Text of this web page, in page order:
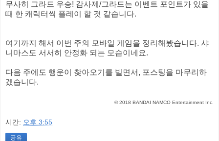
무사히 그라드 우승! 감사제/그라드는 이벤트 포인트가 있을
때 한 캐릭터씩 플레이 할 것 같습니다.
여기까지 해서 이번 주의 모바일 게임을 정리해봤습니다. 샤
니마스도 서서히 안정화 되는 모습이네요.
다음 주에도 행운이 찾아오기를 빌면서, 포스팅을 마무리하
겠습니다.
© 2018 BANDAI NAMCO Entertainment Inc.
시간: 오후 3:55
공유